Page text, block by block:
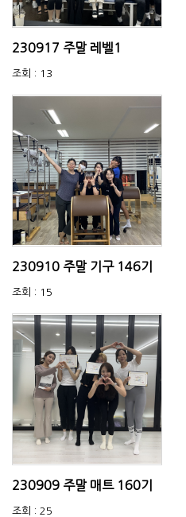
230917 주말 레벨1
조회 : 13
230910 주말 기구 146기
조회 : 15
230909 주말 매트 160기
조회 : 25